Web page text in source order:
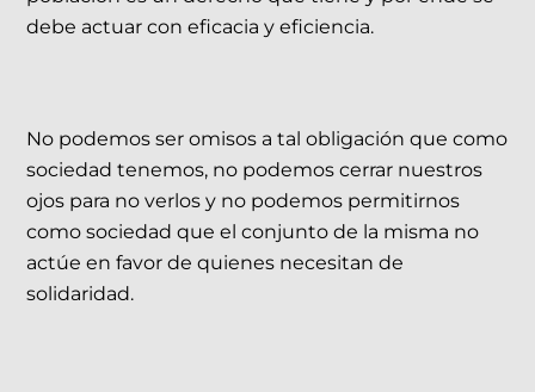
debe actuar con eficacia y eficiencia.
No podemos ser omisos a tal obligación que como
sociedad tenemos, no podemos cerrar nuestros
ojos para no verlos y no podemos permitirnos
como sociedad que el conjunto de la misma no
actúe en favor de quienes necesitan de
solidaridad.